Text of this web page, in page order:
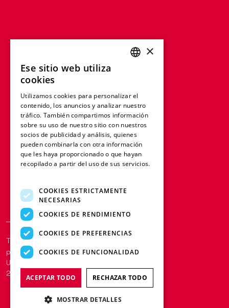
Términos y condiciones
políticas
Una empresa del Grupo LFB | © Redge
2025
GERMAN
ITALIAN
SPANISH
DUTCH
×
Ese sitio web utiliza
cookies
Utilizamos cookies para personalizar el
contenido, los anuncios y analizar nuestro
tráfico. También compartimos información
sobre su uso de nuestro sitio con nuestros
socios de publicidad y análisis, quienes
pueden combinarla con otra información
que les haya proporcionado o que hayan
recopilado a partir del uso de sus servicios.
COOKIES ESTRICTAMENTE
NECESARIAS
COOKIES DE RENDIMIENTO
COOKIES DE PREFERENCIAS
COOKIES DE FUNCIONALIDAD
ACEPTAR TODO RECHAZAR TODO
MOSTRAR DETALLES